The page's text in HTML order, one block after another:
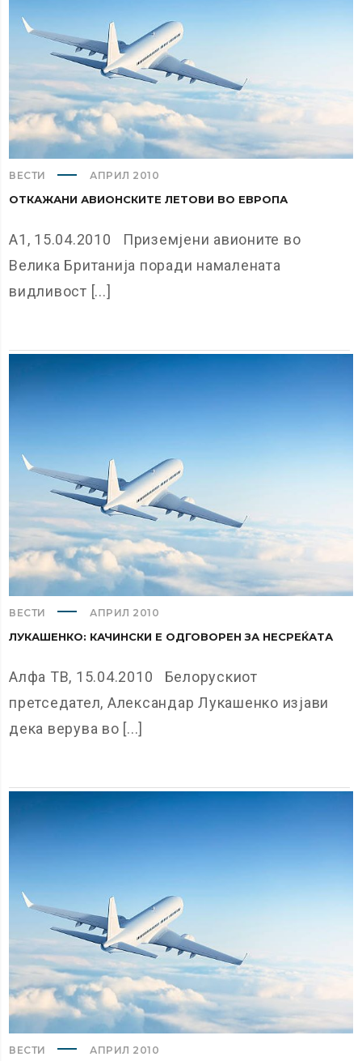
ВЕСТИ АПРИЛ 2010
ОТКАЖАНИ АВИОНСКИТЕ ЛЕТОВИ ВО ЕВРОПА
А1, 15.04.2010 Приземјени авионите во
Велика Британија поради намалената
видливост [...]
ВЕСТИ АПРИЛ 2010
ЛУКАШЕНКО: КАЧИНСКИ Е ОДГОВОРЕН ЗА НЕСРЕЌАТА
Алфа ТВ, 15.04.2010 Белорускиот
претседател, Александар Лукашенко изјави
дека верува во [...]
ВЕСТИ АПРИЛ 2010